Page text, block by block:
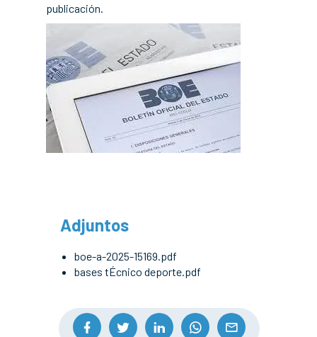
publicación.
Adjuntos
boe-a-2025-15169.pdf
bases tÉcnico deporte.pdf